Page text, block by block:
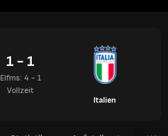
1 - 1
Elfms: 4 - 1
Vollzeit
Italien